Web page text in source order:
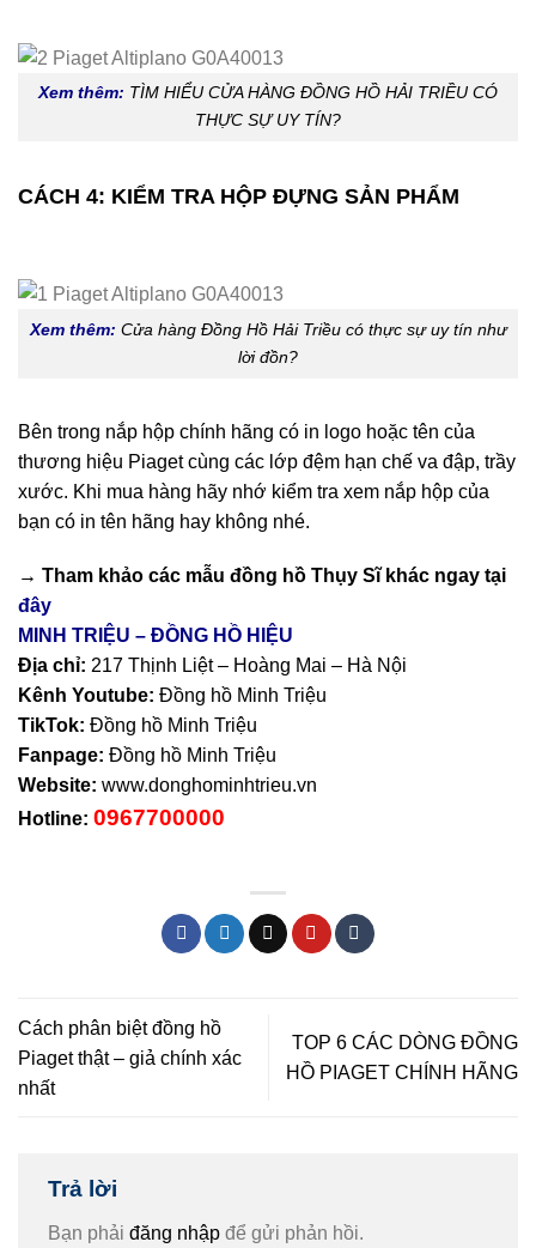
Xem thêm: TÌM HIỂU CỬA HÀNG ĐỒNG HỒ HẢI TRIỀU CÓ
THỰC SỰ UY TÍN?
CÁCH 4: KIỂM TRA HỘP ĐỰNG SẢN PHẨM
Xem thêm: Cửa hàng Đồng Hồ Hải Triều có thực sự uy tín như
lời đồn?
Bên trong nắp hộp chính hãng có in logo hoặc tên của
thương hiệu Piaget cùng các lớp đệm hạn chế va đập, trầy
xước. Khi mua hàng hãy nhớ kiểm tra xem nắp hộp của
bạn có in tên hãng hay không nhé.
→ Tham khảo các mẫu đồng hồ Thụy Sĩkhác ngay tại
đây
MINH TRIỆU – ĐỒNG HỒ HIỆU
Địa chỉ: 217 Thịnh Liệt – Hoàng Mai – Hà Nội
Kênh Youtube: Đồng hồ Minh Triệu
TikTok: Đồng hồ Minh Triệu
Fanpage: Đồng hồ Minh Triệu
Website: www.donghominhtrieu.vn
Hotline: 0967700000
Cách phân biệt đồng hồ
Piaget thật – giả chính xác
nhất
TOP 6 CÁC DÒNG ĐỒNG
HỒ PIAGET CHÍNH HÃNG
Trả lời
Bạn phải đăng nhập để gửi phản hồi.